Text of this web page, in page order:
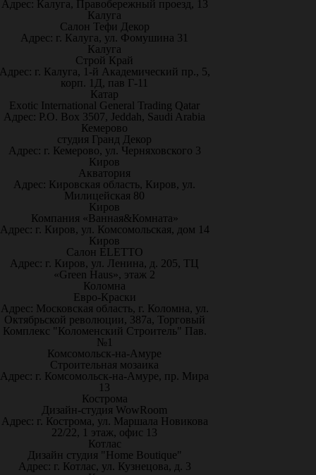
Адрес: Калуга, Правобережный проезд, 13
Калуга
Салон Тефи Декор
Адрес: г. Калуга, ул. Фомушина 31
Калуга
Строй Край
г. Калуга, 1-й Академический пр., 5,
корп. 1Д, пав Г-11
Катар
Exotic International General Trading Qatar
Адрес: P.O. Box 3507, Jeddah, Saudi Arabia
Кемерово
студия Гранд Декор
Адрес: г. Кемерово, ул. Черняховского 3
Киров
Акватория
Адрес: Кировская область, Киров, ул.
Милицейская 80
Киров
Компания «Ванная&Комната»
Адрес: г. Киров, ул. Комсомольская, дом 14
Киров
Салон ELETTO
Адрес: г. Киров, ул. Ленина, д. 205, ТЦ
«Green Haus», этаж 2
Коломна
Евро-Краски
Адрес: Московская область, г. Коломна, ул.
Октябрьской революции, 387а, Торговый
Комплекс "Коломенский Строитель" Пав.
№1
Комсомольск-на-Амуре
Строительная мозаика
Адрес: г. Комсомольск-на-Амуре, пр. Мира
13
Кострома
Дизайн-студия WowRoom
Адрес: г. Кострома, ул. Маршала Новикова
22/22, 1 этаж, офис 13
Котлас
Дизайн студия "Home Boutique"
Адрес: г. Котлас, ул. Кузнецова, д. 3